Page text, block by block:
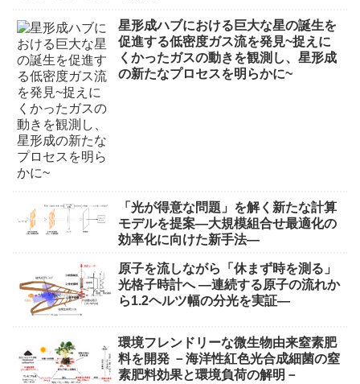
星形成ハブにおける巨大な星の誕生を
促進する低密度ガス流を発見~捉えに
くかったガスの動きを観測し、星形成
の新たなプロセスを明らかに~
「光が得意な問題」を解く新たな計算
モデルを提案―大規模組合せ最適化の
効率化に向けた新手法―
原子を流しながら「休まず時を測る」
光格子時計へ ―連続する原子の流れか
ら1.2ヘルツ幅の分光を実証―
環境フレンドリーな微生物由来窒素肥
料を開発 －海洋性紅色光合成細菌の窒
素肥料効果と環境負荷の解明－